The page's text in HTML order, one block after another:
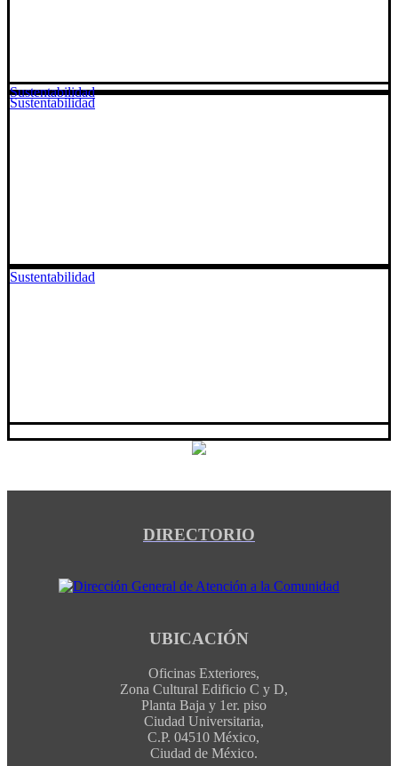
Sustentabilidad
Sustentabilidad
Sustentabilidad
DIRECTORIO
UBICACIÓN
Oficinas Exteriores,
Zona Cultural Edificio C y D,
Planta Baja y 1er. piso
Ciudad Universitaria,
C.P. 04510 México,
Ciudad de México.